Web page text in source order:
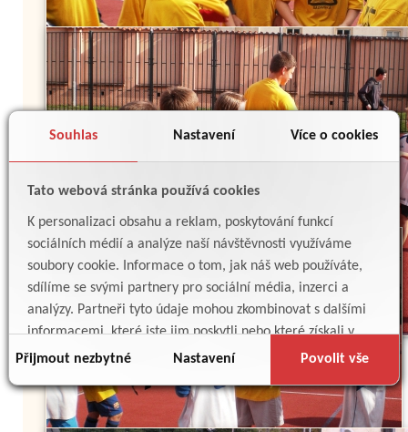
Souhlas Nastavení Více o cookies
Tato webová stránka používá cookies
K personalizaci obsahu a reklam, poskytování funkcí
sociálních médií a analýze naší návštěvnosti využíváme
soubory cookie. Informace o tom, jak náš web používáte,
sdílíme se svými partnery pro sociální média, inzerci a
analýzy. Partneři tyto údaje mohou zkombinovat s dalšími
informacemi, které jste jim poskytli nebo které získali v
důsledku toho, že používáte jejich služby.
Přijmout nezbytné Nastavení Povolit vše